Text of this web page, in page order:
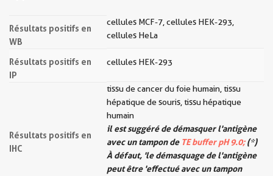
Résultats positifs en
WB
cellules MCF-7, cellules HEK-293,
cellules HeLa
Résultats positifs en
IP
cellules HEK-293
Résultats positifs en
IHC
tissu de cancer du foie humain, tissu
hépatique de souris, tissu hépatique
humain
il est suggéré de démasquer l'antigène
avec un tampon de TE buffer pH 9.0;(*)
À défaut, 'le démasquage de l'antigène
peut être 'effectué avec un tampon